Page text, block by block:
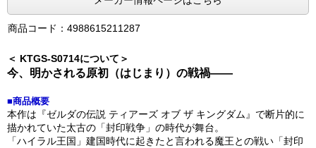
商品コード：4988615211287
＜ KTGS-S0714について＞
今、明かされる原初（はじまり）の戦禍――
■商品概要
本作は『ゼルダの伝説 ティアーズ オブ ザ キングダム』で断片的に
描かれていた太古の「封印戦争」の時代が舞台。
「ハイラル王国」建国時代に起きたと言われる魔王との戦い「封印